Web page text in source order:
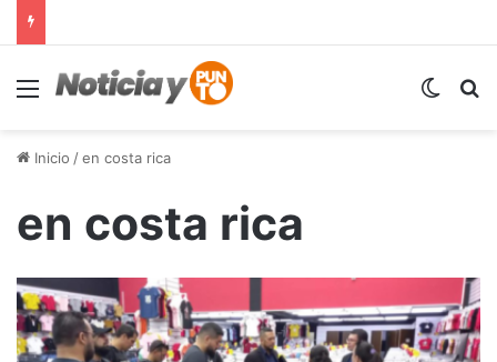
Menú
Inicio /en costa rica
en costa rica